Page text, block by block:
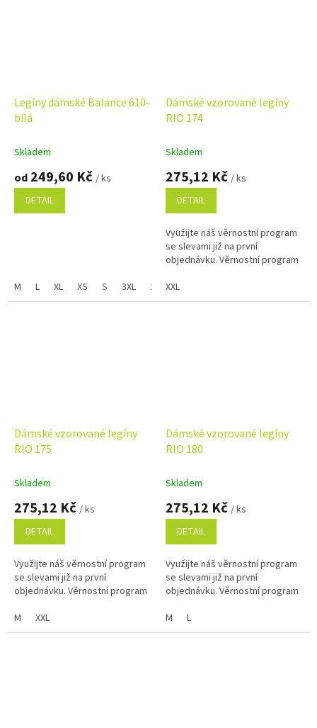
Legíny dámské Balance 610-
bílá
Skladem
od 249,60 Kč / ks
DETAIL
M L XL XS S 3XL 2XL
Dámské vzorované legíny
RIO 174
Skladem
275,12 Kč / ks
DETAIL
Využijte náš věrnostní program
se slevami již na první
objednávku. Věrnostní program
XXL
Dámské vzorované legíny
RIO 175
Skladem
275,12 Kč / ks
DETAIL
Využijte náš věrnostní program
se slevami již na první
objednávku. Věrnostní program
M
XXL
Dámské vzorované legíny
RIO 180
Skladem
275,12 Kč / ks
DETAIL
Využijte náš věrnostní program
se slevami již na první
objednávku. Věrnostní program
M
L